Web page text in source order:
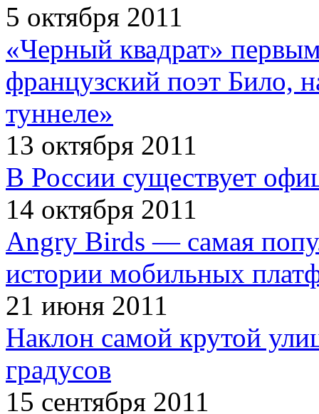
5 октября 2011
«Черный квадрат»
французский поэт Било,
туннеле»
13 октября 2011
В России существует
14 октября 2011
Angry Birds — самая
истории мобильных
21 июня 2011
Наклон самой крутой
градусов
15 сентября 2011